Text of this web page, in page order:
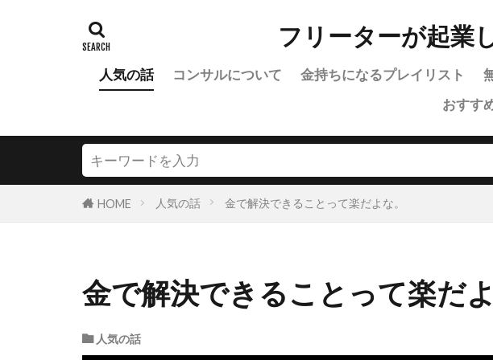
フリーターが起業
人気の話 コンサルについて 金持ちになるプレイリスト
おすす
HOME 人気の話 金で解決できることって楽だよな。
金で解決できることって楽だよ
人気の話